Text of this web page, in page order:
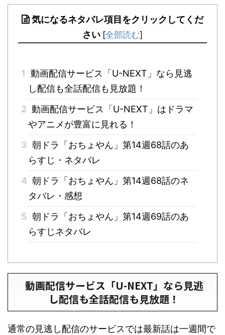
気になるネタバレ項目をクリックしてくだ
さい [全部読む]
1 動画配信サービス「U-NEXT」なら見逃
し配信も全話配信も見放題！
2 動画配信サービス「U-NEXT」はドラマ
やアニメが豊富に見れる！
3 朝ドラ「おちょやん」第14週68話のあ
らすじ・ネタバレ
4 朝ドラ「おちょやん」第14週68話のネ
タバレ・感想
5 朝ドラ「おちょやん」第14週69話のあ
らすじネタバレ
動画配信サービス「U-NEXT」なら見逃
し配信も全話配信も見放題！
通常の見逃し配信のサービスでは最新話は一週間で